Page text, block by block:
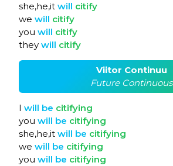
she,he,it will citify
we will citify
you will citify
they will citify
Viitor Continuu
Future Continuous
I will be citifying
you will be citifying
she,he,it will be citifying
we will be citifying
you will be citifying